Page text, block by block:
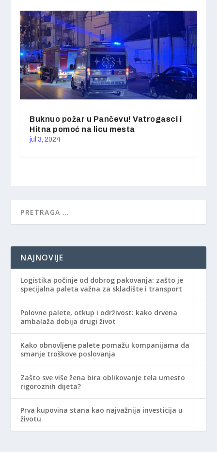
Buknuo požar u Pančevu! Vatrogasci i
Hitna pomoć na licu mesta
jul 3, 2024
NAJNOVIJE
Logistika počinje od dobrog pakovanja: zašto je
specijalna paleta važna za skladište i transport
Polovne palete, otkup i održivost: kako drvena
ambalaža dobija drugi život
Kako obnovljene palete pomažu kompanijama da
smanje troškove poslovanja
Zašto sve više žena bira oblikovanje tela umesto
rigoroznih dijeta?
Prva kupovina stana kao najvažnija investicija u
životu